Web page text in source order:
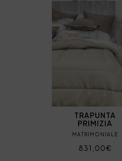
TRAPUNTA
PRIMIZIA
MATRIMONIALE
831,00€